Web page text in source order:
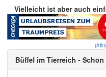
Vielleicht ist aber auch
Büffel im Tierreich -